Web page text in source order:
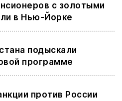
с золотыми
в Нью-Йорке
подыскали
программе
против России